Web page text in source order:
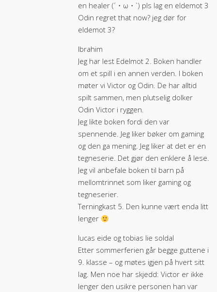
en healer (´・ω・`) pls lag en eldemot 3
Odin regret that now? jeg dør for
eldemot 3?
Ibrahim
Jeg har lest Edelmot 2. Boken handler
om et spill i en annen verden. I boken
møter vi Victor og Odin. De har alltid
spilt sammen, men plutselig dolker
Odin Victor i ryggen.
Jeg likte boken fordi den var
spennende. Jeg liker bøker om gaming
og den ga mening. Jeg liker at det er en
tegneserie. Det gjør den enklere å lese.
Jeg vil anbefale boken til barn på
mellomtrinnet som liker gaming og
tegneserier.
Terningkast 5. Den kunne vært enda litt
lenger
lucas eide og tobias lie soldal
Etter sommerferien går begge guttene i
9. klasse – og møtes igjen på hvert sitt
lag. Men noe har skjedd: Victor er ikke
lenger den usikre personen han var